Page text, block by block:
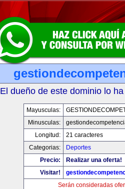
El dueño de este dominio lo
Mayusculas:
Minusculas:
Longitud:
21 caracteres
Categorias:
Deportes
Precio:
Realizar una oferta!
Visitar!
Serán consideradas